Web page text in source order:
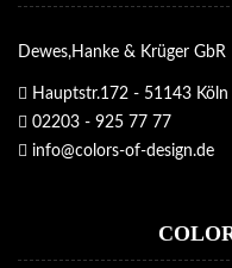
Dewes,Hanke & Krüger GbR
Hauptstr.172 - 51143 Köln
02203 - 925 77 77
info@colors-of-design.de